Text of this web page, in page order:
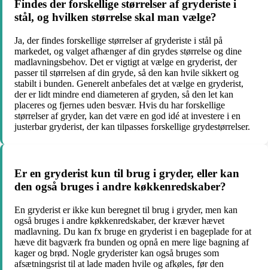
Findes der forskellige størrelser af gryderiste i
stål, og hvilken størrelse skal man vælge?
Ja, der findes forskellige størrelser af gryderiste i stål på
markedet, og valget afhænger af din grydes størrelse og dine
madlavningsbehov. Det er vigtigt at vælge en gryderist, der
passer til størrelsen af din gryde, så den kan hvile sikkert og
stabilt i bunden. Generelt anbefales det at vælge en gryderist,
der er lidt mindre end diameteren af gryden, så den let kan
placeres og fjernes uden besvær. Hvis du har forskellige
størrelser af gryder, kan det være en god idé at investere i en
justerbar gryderist, der kan tilpasses forskellige grydestørrelser.
Er en gryderist kun til brug i gryder, eller kan
den også bruges i andre køkkenredskaber?
En gryderist er ikke kun beregnet til brug i gryder, men kan
også bruges i andre køkkenredskaber, der kræver hævet
madlavning. Du kan fx bruge en gryderist i en bageplade for at
hæve dit bagværk fra bunden og opnå en mere lige bagning af
kager og brød. Nogle gryderister kan også bruges som
afsætningsrist til at lade maden hvile og afkøles, før den